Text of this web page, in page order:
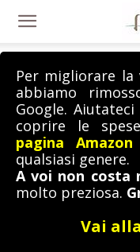
Per migliorare
abbiamo
Google.
coprire le
pagina Amazon
qualsiasi genere.
A voi non costa
molto preziosa.
Vai